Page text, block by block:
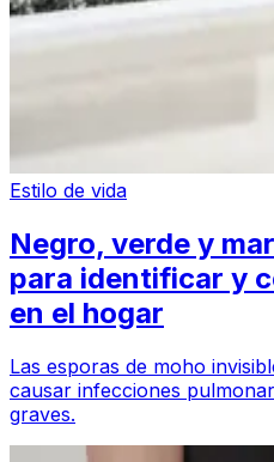
Estilo de vida
Negro, verde y
para identificar y
en el hogar
Las esporas de moho
causar infecciones
graves.